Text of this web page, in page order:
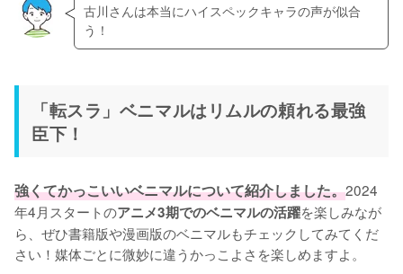
古川さんは本当にハイスペックキャラの声が似合
う！
「転スラ」ベニマルはリムルの頼れる最強
臣下！
強くてかっこいいベニマルについて紹介しました。2024
年4月スタートのアニメ3期でのベニマルの活躍を楽しみなが
ら、ぜひ書籍版や漫画版のベニマルもチェックしてみてくだ
さい！媒体ごとに微妙に違うかっこよさを楽しめますよ。